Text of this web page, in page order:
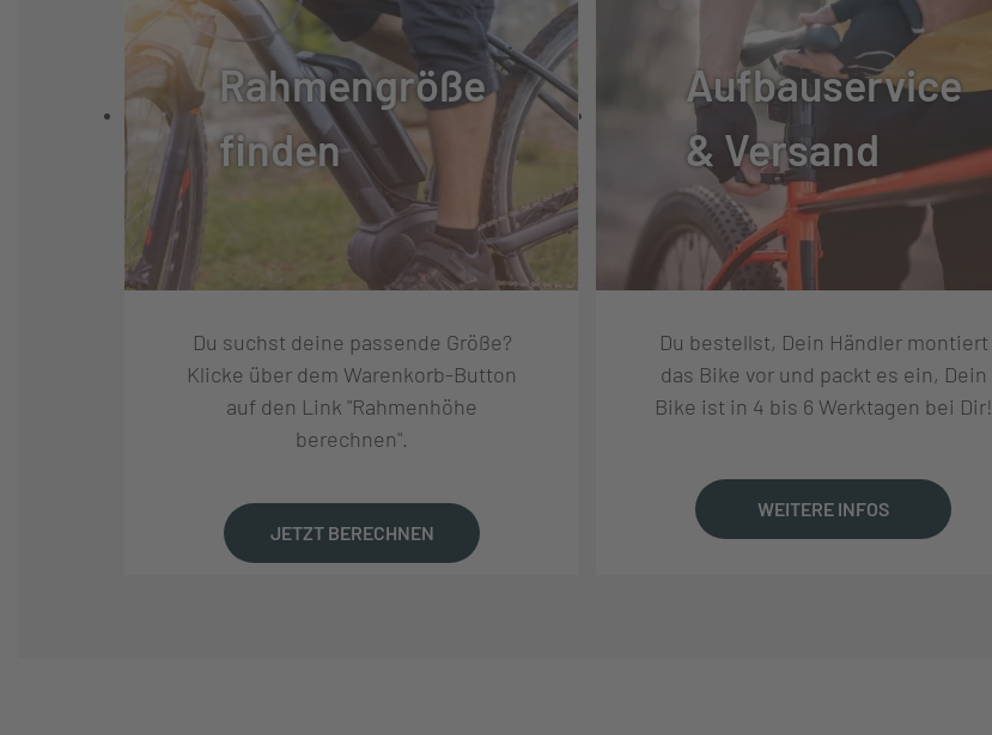
KETTE: KMC X12
GABEL: ROCK SHOX PIKE SELECT
GABELHERSTELLER: ROCKSHOX
FEDERWEG (MM): 130
FEDERUNG: LUFTGEFEDERT
MAXXIS DISSECTOR/MAXXIS MINION DHR II
MERIDA EXPERT TR
Rahmengröße
finden
Du suchst deine passende Größe?
Klicke über dem Warenkorb-Button
auf den Link "Rahmenhöhe
berechnen".
JETZT BERECHNEN
Aufbauservice
& Versand
Du bestellst, Dein Händler montiert
das Bike vor und packt es ein, Dein
Bike ist in 4 bis 6 Werktagen bei Dir!
WEITERE INFOS